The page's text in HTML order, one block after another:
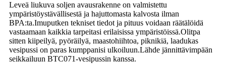
Leveä liukuva soljen avausrakenne on valmistettu
ympäristöystävällisestä ja hajuttomasta kalvosta ilman
BPA:ta.Imuputken tekniset tiedot ja pituus voidaan räätälöidä
vastaamaan kaikkia tarpeitasi erilaisissa ympäristöissä.Olitpa
sitten kiipeilyä, pyöräilyä, maastohiihtoa, piknikiä, laadukas
vesipussi on paras kumppanisi ulkoiluun.Lähde jännittävimpään
seikkailuun BTC071-vesipussin kanssa.